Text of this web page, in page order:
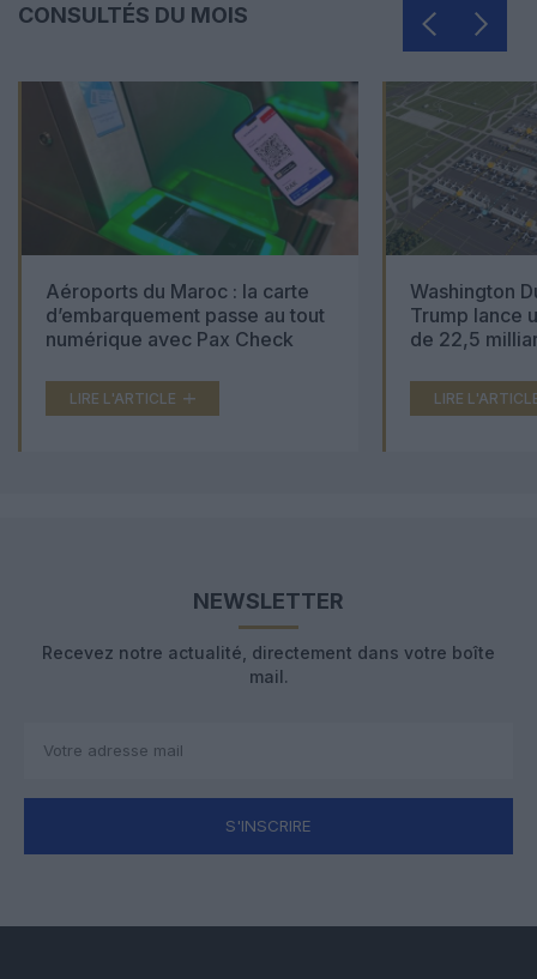
CONSULTÉS DU MOIS
Aéroports du Maroc : la carte
d’embarquement passe au tout
numérique avec Pax Check
LIRE L'ARTICLE
Washington
Trump lance
de 22,5
LIRE
NEWSLETTER
Recevez notre actualité, directement dans votre boîte
mail.
S'INSCRIRE